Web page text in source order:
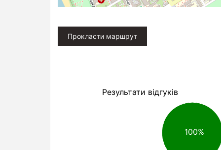
Прокласти маршрут
Результати відгуків
100%